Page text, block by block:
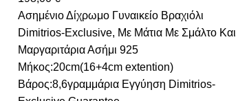
Ασημένιο Δίχρωμο Γυναικείο Βραχιόλι
Dimitrios-Exclusive, Mε Μάτια Με Σμάλτο Και
Μαργαριτάρια Ασήμι 925
Μήκος:20cm(16+4cm extention)
Βάρος:8,6γραμμάρια Εγγύηση Dimitrios-